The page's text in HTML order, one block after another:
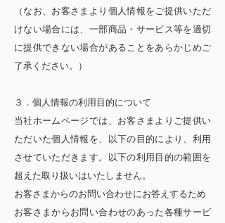
（なお、お客さまより個人情報をご提供いただ
けない場合には、一部商品・サービス等を適切
に提供できない場合があることをあらかじめご
了承ください。）
３．個人情報の利用目的について
当社ホームページでは、お客さまよりご提供い
ただいた個人情報を、以下の目的により、利用
させていただきます。以下の利用目的の範囲を
超えた取り扱いはいたしません。
お客さまからのお問い合わせにお答えするため
お客さまからお問い合わせのあった各種サービ